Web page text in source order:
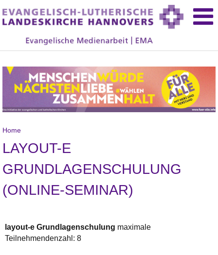
Home
LAYOUT-E
GRUNDLAGENSCHULUNG
(ONLINE-SEMINAR)
layout-e Grundlagenschulung maximale
Teilnehmendenzahl: 8